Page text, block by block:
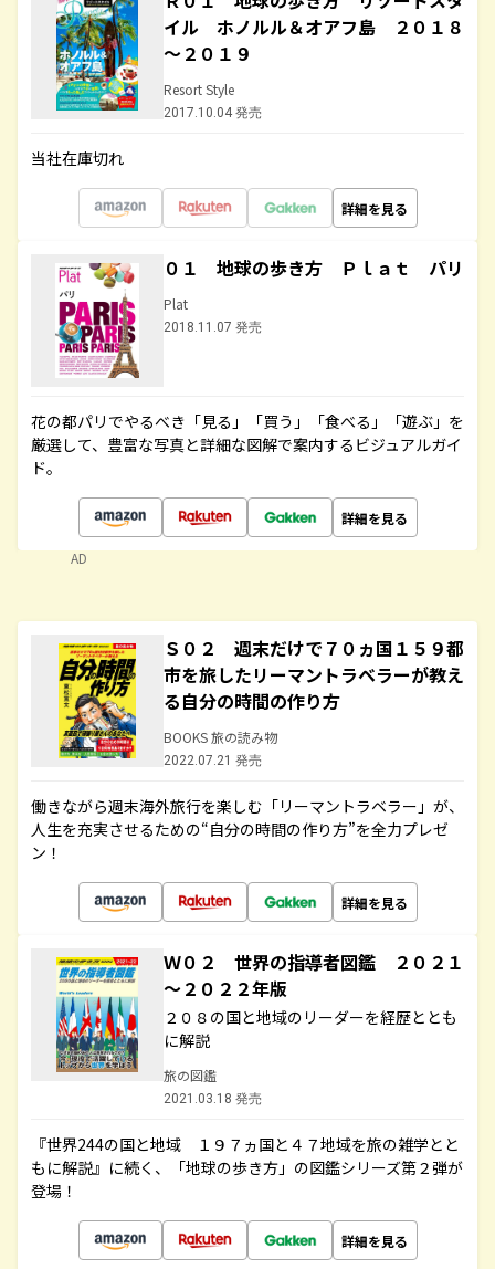
イル ホノルル＆オアフ島 ２０１８
～２０１９
Resort Style
2017.10.04 発売
当社在庫切れ
詳細を見る
０１ 地球の歩き方 Ｐｌａｔ パリ
Plat
2018.11.07 発売
花の都パリでやるべき「見る」「買う」「食べる」「遊ぶ」を
厳選して、豊富な写真と詳細な図解で案内するビジュアルガイ
ド。
詳細を見る
AD
Ｓ０２ 週末だけで７０ヵ国１５９都
市を旅したリーマントラベラーが教え
る自分の時間の作り方
BOOKS 旅の読み物
2022.07.21 発売
働きながら週末海外旅行を楽しむ「リーマントラベラー」が、
人生を充実させるための“自分の時間の作り方”を全力プレゼ
ン！
詳細を見る
Ｗ０２ 世界の指導者図鑑 ２０２１
～２０２２年版
２０８の国と地域のリーダーを経歴ととも
に解説
旅の図鑑
2021.03.18 発売
『世界244の国と地域 １９７ヵ国と４７地域を旅の雑学とと
もに解説』に続く、「地球の歩き方」の図鑑シリーズ第２弾が
登場！
詳細を見る